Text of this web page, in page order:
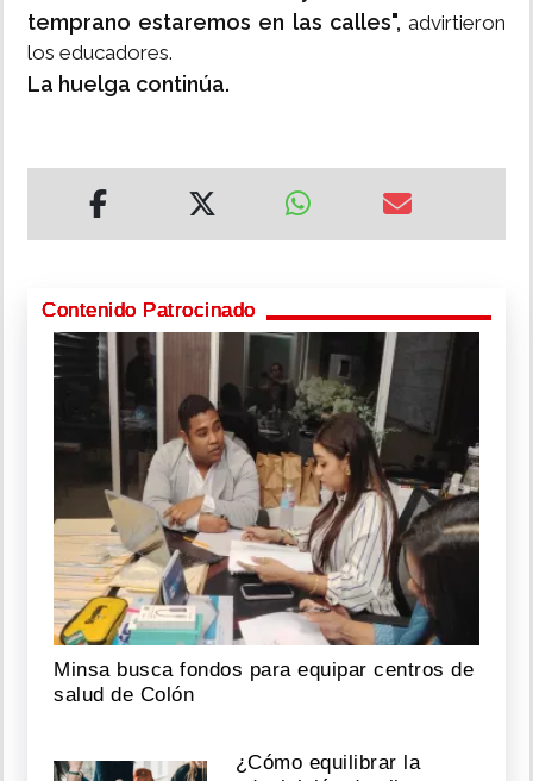
temprano estaremos en las calles", advirtieron
los educadores.
La huelga continúa.
Contenido Patrocinado
Minsa busca fondos para equipar centros de
salud de Colón
¿Cómo equilibrar la